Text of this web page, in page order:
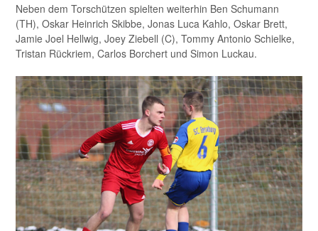
Neben dem Torschützen spielten weiterhin Ben Schumann
(TH), Oskar Heinrich Skibbe, Jonas Luca Kahlo, Oskar Brett,
Jamie Joel Hellwig, Joey Ziebell (C), Tommy Antonio Schielke,
Tristan Rückriem, Carlos Borchert und Simon Luckau.